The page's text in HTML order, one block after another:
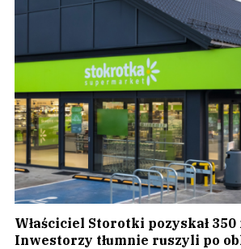
Właściciel Storotki pozyskał
Inwestorzy tłumnie ruszyli po